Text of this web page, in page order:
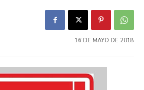
16 DE MAYO DE 2018